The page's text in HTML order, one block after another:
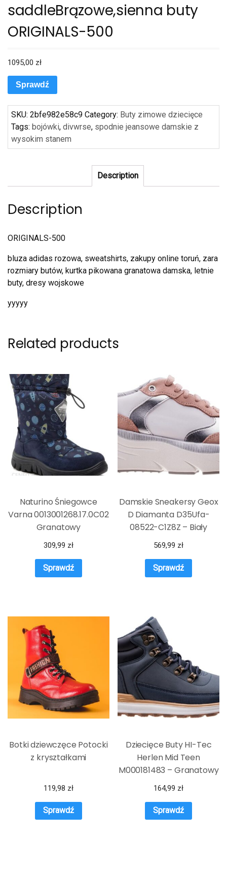
saddleBrązowe,sienna buty
ORIGINALS-500
1095,00 zł
Sprawdź
SKU: 2bfe982e58c9 Category: Buty zimowe dziecięce
Tags: bojówki, divwrse, spodnie jeansowe damskie z
wysokim stanem
Description
Description
ORIGINALS-500
bluza adidas rozowa, sweatshirts, zakupy online toruń, zara
rozmiary butów, kurtka pikowana granatowa damska, letnie
buty, dresy wojskowe
yyyyy
Related products
Naturino Śniegowce
Varna 0013001268.17.0C02
Granatowy
309,99 zł
Sprawdź
Damskie Sneakersy Geox
D Diamanta D35Ufa-
08522-C1Z8Z – Biały
569,99 zł
Sprawdź
Botki dziewczęce Potocki
z kryształkami
119,98 zł
Sprawdź
Dziecięce Buty HI-Tec
Herlen Mid Teen
M000181483 – Granatowy
164,99 zł
Sprawdź